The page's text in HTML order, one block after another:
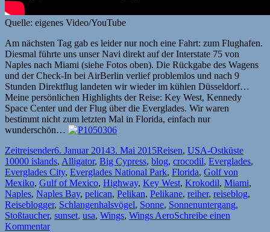
Quelle: eigenes Video/YouTube
Am nächsten Tag gab es leider nur noch eine Fahrt: zum Flughafen.
Diesmal führte uns unser Navi direkt auf der Interstate 75 von
Naples nach Miami (siehe Fotos oben). Die Rückgabe des Wagens
und der Check-In bei AirBerlin verlief problemlos und nach 9
Stunden Direktflug landeten wir wieder im kühlen Düsseldorf…
Meine persönlichen Highlights der Reise: Key West, Kennedy
Space Center und der Flug über die Everglades. Wir waren
bestimmt nicht zum letzten Mal in Florida, einfach nur
wunderschön…
Autor
ZeitreisenderVeröffentlicht
am
6. Januar 20143. Mai 2015Kategorien
Reisen, USA-Ostküste
10000 islands, Alligator, Big Cypress, blog, crocodil, Everglades,
Everglades City, Everglades National Park, Florida, Golf von
Mexiko, Gulf of Mexico, Highway, Key West, Krokodil, Miami,
Naples, Naples Bay, pelican, Pelikan, Pelikane, reiher, reiseblog,
Reiseblogger, Schlangenhalsvögel, Sonne, Sonnenuntergang,
Stoßtaucher, sunset, usa, Wings, Wings AeroSchreibe einen
Kommentarzu